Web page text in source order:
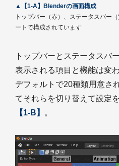
▲【1-A】Blenderの画面構成
トップバー（赤）、ステータスバー
ートで構成されています
トップバーとステータスバ
表示される項目と機能は変
デフォルトで20種類用意さ
てそれらを切り替えて設定
【1-B】 。